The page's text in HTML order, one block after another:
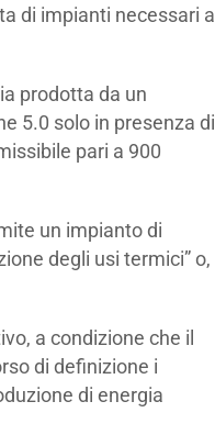
di impianti necessari a
prodotta da un
5.0 solo in presenza di
pari a 900
un impianto di
degli usi termici” o,
a condizione che il
di definizione i
di energia